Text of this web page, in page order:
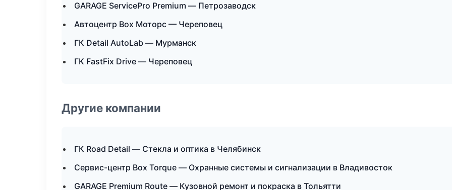
GARAGE ServicePro Premium — Петрозаводск
Автоцентр Box Моторс — Череповец
ГК Detail AutoLab — Мурманск
ГК FastFix Drive — Череповец
Другие компании
ГК Road Detail — Стекла и оптика в Челябинск
Сервис-центр Box Torque — Охранные системы и сигнализации в Владивосток
GARAGE Premium Route — Кузовной ремонт и покраска в Тольятти